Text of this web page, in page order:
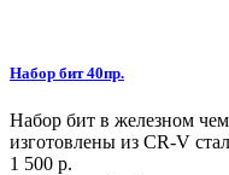
Набор бит 40пр.
Набор бит в железном
изготовлены из CR-V
1 500 р.